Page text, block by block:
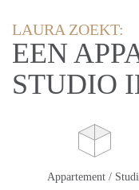
LAURA ZOEKT:
EEN
STUDIO
Appartement /